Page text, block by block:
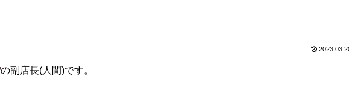
の副店長(人間)です。